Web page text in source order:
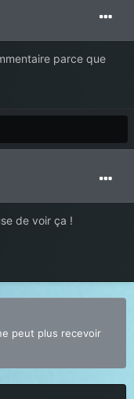
parce que
de voir ça !
peut plus recevoir